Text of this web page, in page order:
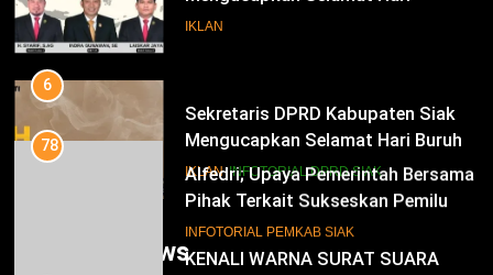
Pendidikan Nasional
IKLAN
6
Sekretaris DPRD Kabupaten Siak
Mengucapkan Selamat Hari Buruh
IKLAN INFOTORIAL DPRD SIAK
KENALI WARNA SURAT SUARA
Trending News
78
Alfedri; Upaya Pemerintah Bersama
Pihak Terkait Sukseskan Pemilu
2024
INFOTORIAL PEMKAB SIAK